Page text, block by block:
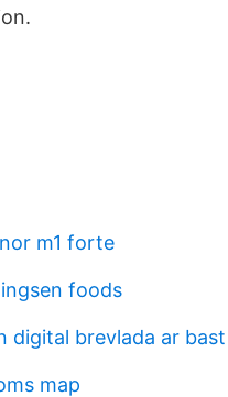
m1 forte
foods
digital brevlada ar bast
map